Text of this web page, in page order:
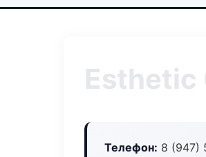
Esthetic
Телефон: 8 (947)